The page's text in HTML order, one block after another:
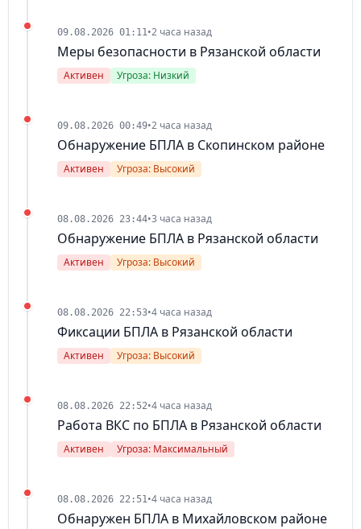
09.08.2026 01:11•2 часа назад
Меры безопасности в Рязанской области
Активен Угроза: Низкий
09.08.2026 00:49•2 часа назад
Обнаружение БПЛА в Скопинском районе
Активен Угроза: Высокий
08.08.2026 23:44•3 часа назад
Обнаружение БПЛА в Рязанской области
Активен Угроза: Высокий
08.08.2026 22:53•4 часа назад
Фиксации БПЛА в Рязанской области
Активен Угроза: Высокий
08.08.2026 22:52•4 часа назад
Работа ВКС по БПЛА в Рязанской области
Активен Угроза: Максимальный
08.08.2026 22:51•4 часа назад
Обнаружен БПЛА в Михайловском районе